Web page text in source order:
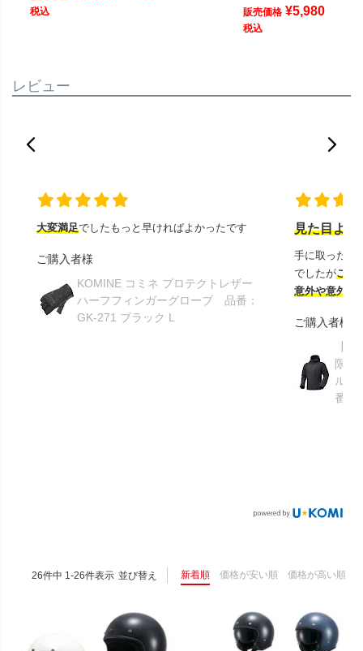
税込 販売価格 ¥5,980
税込
レビュー
大変満足でしたもっと早ければよかったです
ご購入者様
KOMINE コミネ プロテクトレザー
ハーフフィンガーグローブ 品番：
GK-271 ブラック L
見た目より
手に取ったと
でしたがこの
意外や意外ス
ご購入者様
限り
ルメ
番：
並び替え 新着順 価格が安い順 価格が高い順
26件中 1-26件表示